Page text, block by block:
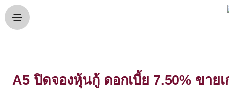
A5 ปิดจองหุ้นกู้ ดอกเบี้ย 7.50% ขาย